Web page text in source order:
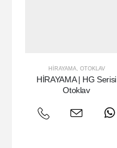
HIRAYAMA, OTOKLAV
HİRAYAMA | HG Serisi
Otoklav